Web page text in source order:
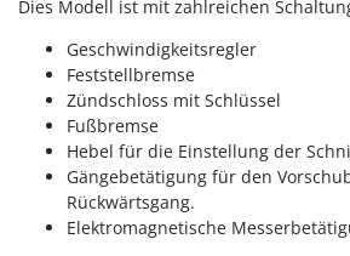
Philips
Pramac
Prismafood
R.G.V.
Rato
Dies Modell ist mit zahlreichen
Geschwindigkeitsregler
Feststellbremse
Zündschloss mit Schlüssel
Fußbremse
Hebel für die Einstellung der
Gängebetätigung für den
Rückwärtsgang.
Elektromagnetische